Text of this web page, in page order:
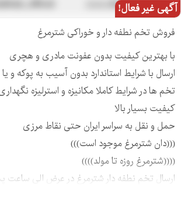
آگهی غیر فعال!
فروش تخم نطفه دار و خوراکی شترمرغ
با بهترین کیفیت بدون عفونت مادری و هچری
ارسال با شرایط استاندارد بدون آسیب به پوکه و
تخم ها در شرایط کاملا مکانیزه و استرلیزه
کیفیت بسیار بالا
حمل و نقل به سراسر ایران حتی نقاط مرزی
(((دان شترمرغ موجود است)))
((((شترمرغ روزه تا مولد))))
ارسال تخم نطفه دار شترمرغ در عرض الی ساعت
بسته بندی بصورت استاندارد و منظم و در